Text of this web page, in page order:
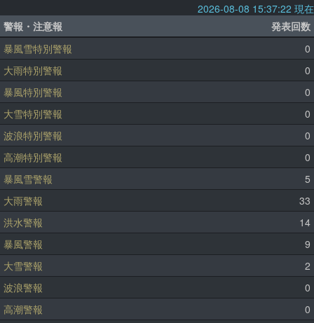
2026-08-08 15:37:22 現在
警報・注意報
発表回数
暴風雪特別警報
0
大雨特別警報
0
暴風特別警報
0
大雪特別警報
0
波浪特別警報
0
高潮特別警報
0
暴風雪警報
5
大雨警報
33
洪水警報
14
暴風警報
9
大雪警報
2
波浪警報
0
高潮警報
0